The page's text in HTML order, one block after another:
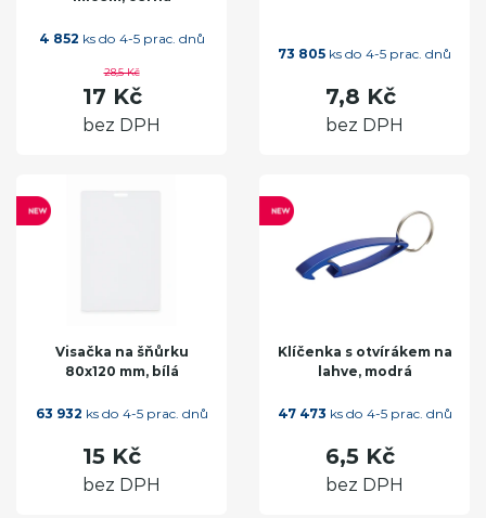
4 852 ks do 4-5 prac. dnů
28,5 Kč
17 Kč
bez DPH
73 805 ks do 4-5 prac. dnů
7,8 Kč
bez DPH
Visačka na šňůrku
80x120 mm, bílá
63 932 ks do 4-5 prac. dnů
15 Kč
bez DPH
Klíčenka s otvírákem na
lahve, modrá
47 473 ks do 4-5 prac. dnů
6,5 Kč
bez DPH